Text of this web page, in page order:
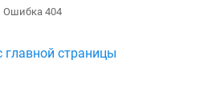
Ошибка 404
главной страницы